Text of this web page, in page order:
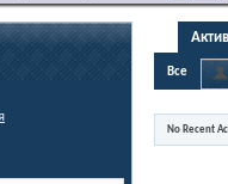
Все
No Recent